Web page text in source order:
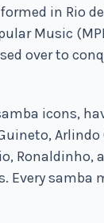
in Rio
Music
over to
icons,
Arlindo
Ronaldinho,
Every samba